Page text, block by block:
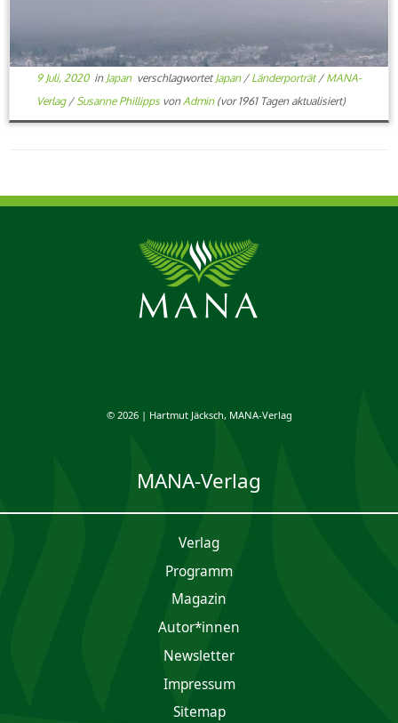
9 Juli, 2020in Japan verschlagwortetJapan / Länderporträt/ MANA-
Verlag / Susanne Phillipps von Admin(vor 1961 Tagen aktualisiert)
© 2026 | Hartmut Jäcksch, MANA-Verlag
MANA-Verlag
Verlag
Programm
Magazin
Autor*innen
Newsletter
Impres­sum
Sitemap